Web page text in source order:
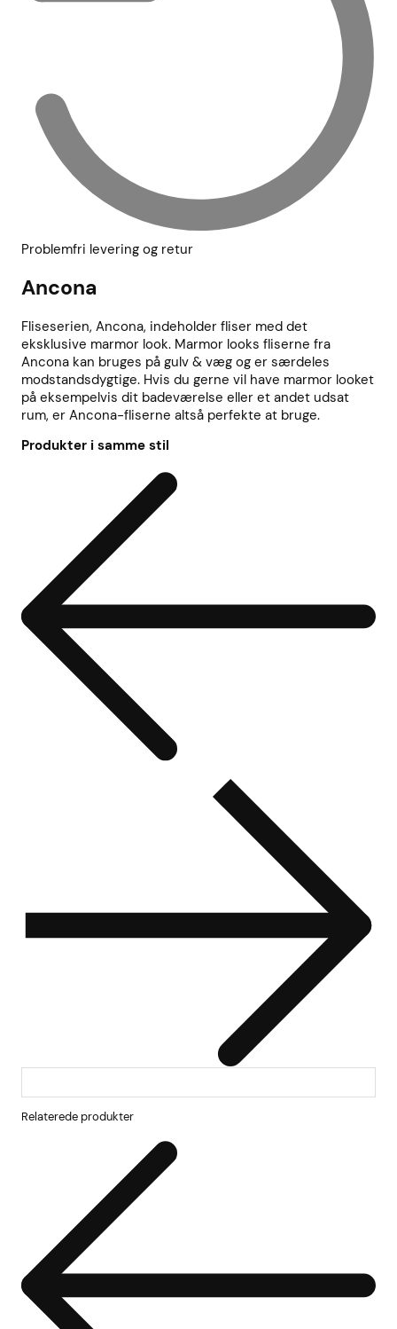
Problemfri levering og retur
Ancona
Fliseserien, Ancona, indeholder fliser med det
eksklusive marmor look. Marmor looks fliserne fra
Ancona kan bruges på gulv & væg og er særdeles
modstandsdygtige. Hvis du gerne vil have marmor looket
på eksempelvis dit badeværelse eller et andet udsat
rum, er Ancona-fliserne altså perfekte at bruge.
Produkter i samme stil
Relaterede produkter